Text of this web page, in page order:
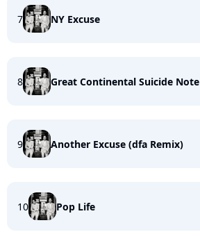
7 NY Excuse
8 Great Continental Suicide Note
9 Another Excuse (dfa Remix)
10 Pop Life